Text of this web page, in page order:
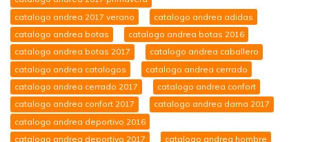
catalogo andrea 2017 verano
catalogo andrea adidas
catalogo andrea botas
catalogo andrea botas 2016
catalogo andrea botas 2017
catalogo andrea caballero
catalogo andrea catalogos
catalogo andrea cerrado
catalogo andrea cerrado 2017
catalogo andrea confort
catalogo andrea confort 2017
catalogo andrea dama 2017
catalogo andrea deportivo 2016
catalogo andrea deportivo 2017
catalogo andrea hombre